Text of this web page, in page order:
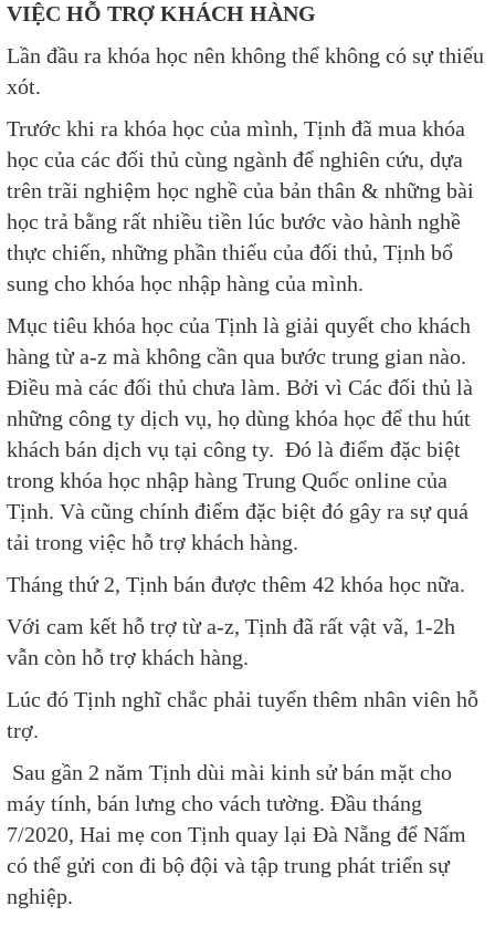
VIỆC HỖ TRỢ KHÁCH HÀNG
Lần đầu ra khóa học nên không thể không có sự thiếu
xót.
Trước khi ra khóa học của mình, Tịnh đã mua khóa
học của các đối thủ cùng ngành để nghiên cứu, dựa
trên trãi nghiệm học nghề của bản thân & những bài
học trả bằng rất nhiều tiền lúc bước vào hành nghề
thực chiến, những phần thiếu của đối thủ, Tịnh bổ
sung cho khóa học nhập hàng của mình.
Mục tiêu khóa học của Tịnh là giải quyết cho khách
hàng từ a-z mà không cần qua bước trung gian nào.
Điều mà các đối thủ chưa làm. Bởi vì Các đối thủ là
những công ty dịch vụ, họ dùng khóa học để thu hút
khách bán dịch vụ tại công ty. Đó là điểm đặc biệt
trong khóa học nhập hàng Trung Quốc online của
Tịnh. Và cũng chính điểm đặc biệt đó gây ra sự quá
tải trong việc hỗ trợ khách hàng.
Tháng thứ 2, Tịnh bán được thêm 42 khóa học nữa.
Với cam kết hỗ trợ từ a-z, Tịnh đã rất vật vã, 1-2h
vẫn còn hỗ trợ khách hàng.
Lúc đó Tịnh nghĩ chắc phải tuyển thêm nhân viên hỗ
trợ.
Sau gần 2 năm Tịnh dùi mài kinh sử bán mặt cho
máy tính, bán lưng cho vách tường. Đầu tháng
7/2020, Hai mẹ con Tịnh quay lại Đà Nẵng để Nấm
có thể gửi con đi bộ đội và tập trung phát triển sự
nghiệp.